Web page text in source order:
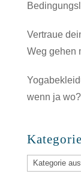
Vertraue
Weg gehen
wenn ja wo?
Kategorien